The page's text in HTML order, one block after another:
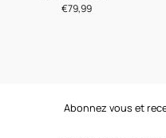
€79,99
Abonnez vous et